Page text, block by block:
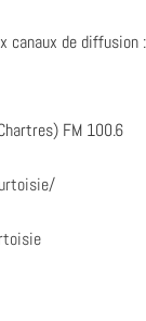
canaux de diffusion :
FM 100.6